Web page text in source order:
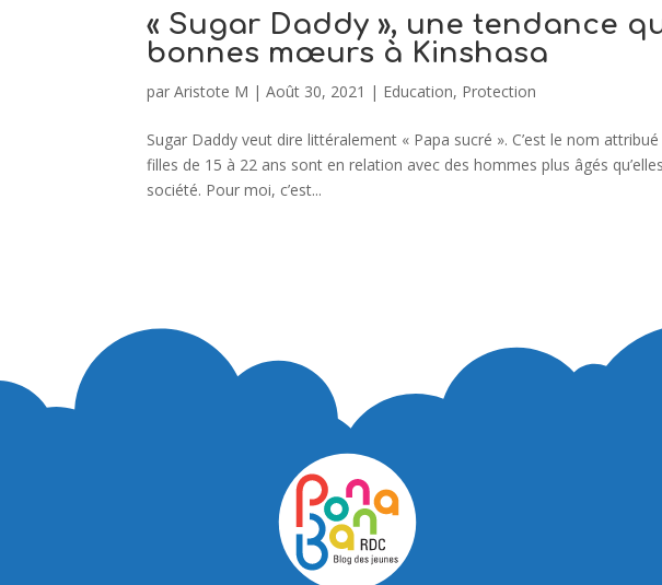
« Sugar Daddy », une tendance
bonnes mœurs à Kinshasa
parAristote M |Août 30, 2021 | Education, Protection
Sugar Daddy veut dire littéralement « Papa sucré ». C’est le nom
filles de 15 à 22 ans sont en relation avec des hommes plus âgés
société. Pour moi, c’est...